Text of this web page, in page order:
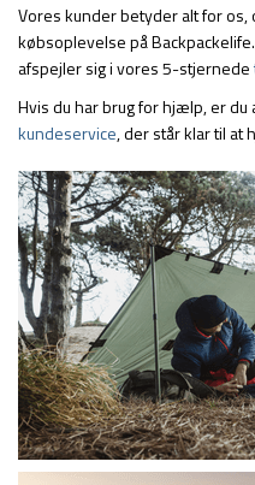
Vores kunder betyder alt for
købsoplevelse på
afspejler sig i vores 5-stjernede
Hvis du har brug for hjælp, er
kundeservice, der står klar til at